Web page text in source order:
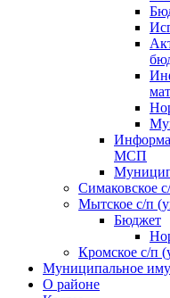
МСП
Симаковское
Мытское с/п
Бюджет
Кромское с/п
Муниципальное
О районе